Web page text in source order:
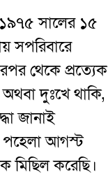
সালের ১৫
সপরিবারে
থেকে প্রত্যেক
দুঃখে থাকি,
জানাই
পহেলা আগস্ট
মিছিল করেছি।